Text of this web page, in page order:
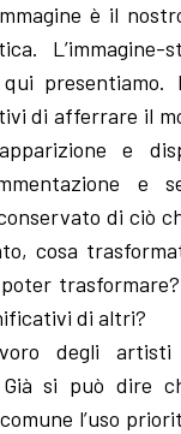
è il
L’immagine-
presentiamo.
di afferrare il
e
e
di ciò
cosa
di altri?
degli
si può dire
l’uso